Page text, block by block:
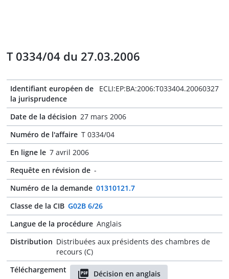
T 0334/04 du 27.03.2006
Identifiant européen de
la jurisprudence
ECLI:EP:BA:2006:T033404.20060327
Date de la décision 27 mars 2006
Numéro de l'affaire T 0334/04
En ligne le 7 avril 2006
Requête en révision de -
Numéro de la demande 01310121.7
Classe de la CIB G02B 6/26
Langue de la procédure Anglais
Distribution Distribuées aux présidents des chambres de
recours (C)
Téléchargement
Décision en anglais